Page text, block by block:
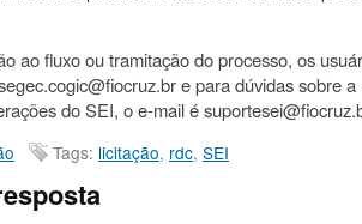
ao fluxo ou tramitação do processo, os
e para dúvidas sobre a
do SEI, o e-mail é
Tags: licitação, rdc, SEI